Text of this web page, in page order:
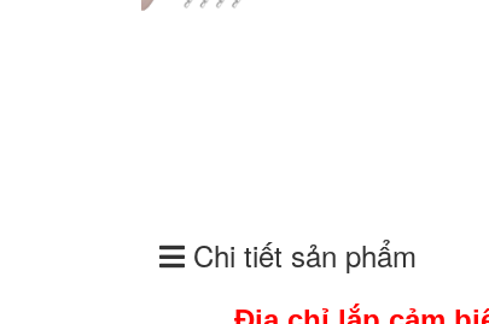
Chi tiết sản phẩm